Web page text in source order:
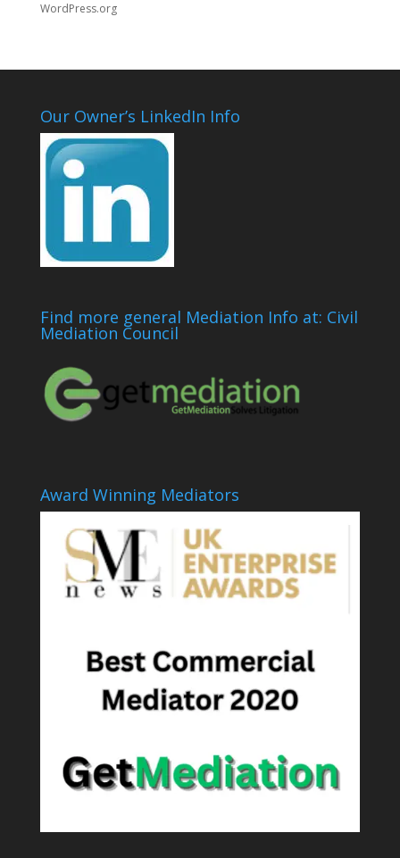
WordPress.org
Our Owner’s LinkedIn Info
Find more general Mediation Info at: Civil
Mediation Council
Award Winning Mediators